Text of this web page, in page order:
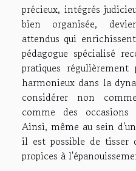
précieux, intégrés
bien organisée,
attendus qui
pédagogue spécialisé
pratiques
harmonieux dans la
considérer non
comme des
Ainsi, même au sein
il est possible de tisser
propices à